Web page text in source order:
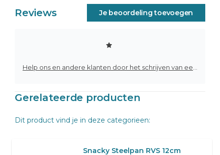
Reviews Je beoordeling toevoegen
Gerelateerde producten
Dit product vind je in deze categorieen:
Snacky Steelpan RVS 12cm